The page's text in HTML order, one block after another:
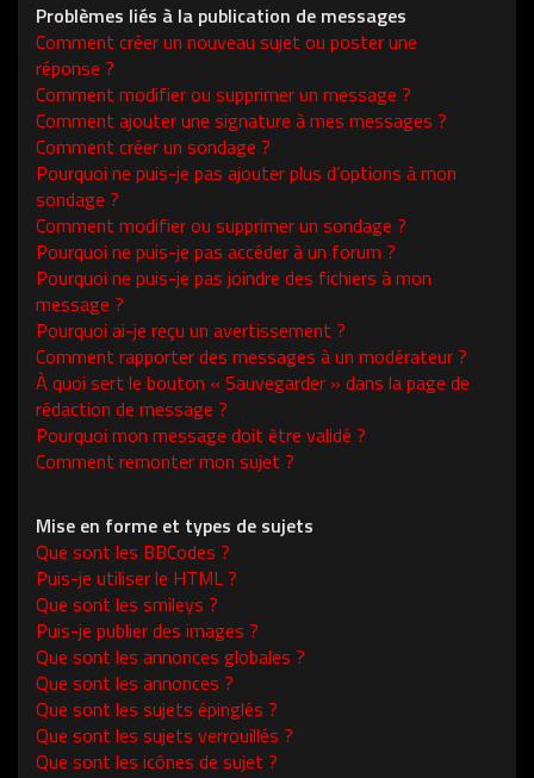
Problèmes liés à la publication de messages
Comment créer un nouveau sujet ou poster une
réponse ?
Comment modifier ou supprimer un message ?
Comment ajouter une signature à mes messages ?
Comment créer un sondage ?
Pourquoi ne puis-je pas ajouter plus d’options à mon
sondage ?
Comment modifier ou supprimer un sondage ?
Pourquoi ne puis-je pas accéder à un forum ?
Pourquoi ne puis-je pas joindre des fichiers à mon
message ?
Pourquoi ai-je reçu un avertissement ?
Comment rapporter des messages à un modérateur ?
À quoi sert le bouton « Sauvegarder » dans la page de
rédaction de message ?
Pourquoi mon message doit être validé ?
Comment remonter mon sujet ?
Mise en forme et types de sujets
Que sont les BBCodes ?
Puis-je utiliser le HTML ?
Que sont les smileys ?
Puis-je publier des images ?
Que sont les annonces globales ?
Que sont les annonces ?
Que sont les sujets épinglés ?
Que sont les sujets verrouillés ?
Que sont les icônes de sujet ?